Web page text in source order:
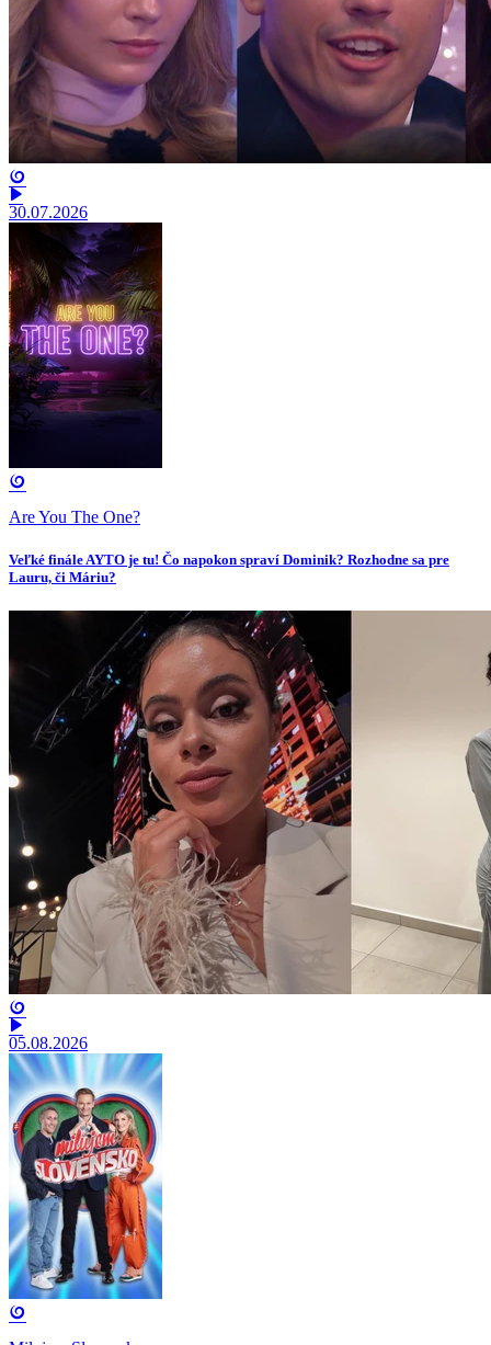
30.07.2026
Are You The One?
Veľké finále AYTO je tu! Čo napokon spraví Dominik? Rozhodne sa pre
Lauru, či Máriu?
05.08.2026